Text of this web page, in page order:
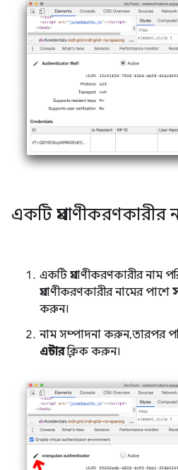
একটি
একটি প্রমাণীকরণকারীর নাম
প্রমাণীকরণকারীর নামের পাশে
করুন।
নাম সম্পাদনা করুন, তারপর
এন্টারক্লিক করুন।